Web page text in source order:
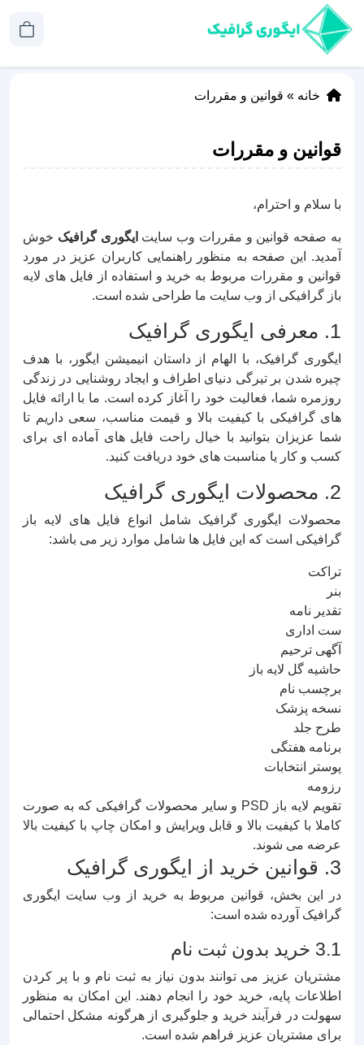
خانه » قوانین و مقررات
قوانین و مقررات
با سلام و احترام،
به صفحه قوانین و مقررات وب سایت ایگوری گرافیک خوش
آمدید. این صفحه به منظور راهنمایی کاربران عزیز در مورد
قوانین و مقررات مربوط به خرید و استفاده از فایل های لایه
باز گرافیکی از وب سایت ما طراحی شده است.
1. معرفی ایگوری گرافیک
ایگوری گرافیک، با الهام از داستان انیمیشن ایگور، با هدف
چیره شدن بر تیرگی دنیای اطراف و ایجاد روشنایی در زندگی
روزمره شما، فعالیت خود را آغاز کرده است. ما با ارائه فایل
های گرافیکی با کیفیت بالا و قیمت مناسب، سعی داریم تا
شما عزیزان بتوانید با خیال راحت فایل های آماده ای برای
کسب و کار یا مناسبت های خود دریافت کنید.
2. محصولات ایگوری گرافیک
محصولات ایگوری گرافیک شامل انواع فایل های لایه باز
گرافیکی است که این فایل ها شامل موارد زیر می باشد:
تراکت
بنر
تقدیر نامه
ست اداری
آگهی ترحیم
حاشیه گل لایه باز
برچسب نام
نسخه پزشک
طرح جلد
برنامه هفتگی
پوستر انتخابات
رزومه
تقویم لایه باز PSD و سایر محصولات گرافیکی که به صورت
کاملا با کیفیت بالا و قابل ویرایش و امکان چاپ با کیفیت بالا
عرضه می شوند.
3. قوانین خرید از ایگوری گرافیک
در این بخش، قوانین مربوط به خرید از وب سایت ایگوری
گرافیک آورده شده است:
3.1 خرید بدون ثبت نام
مشتریان عزیز می توانند بدون نیاز به ثبت نام و با پر کردن
اطلاعات پایه، خرید خود را انجام دهند. این امکان به منظور
سهولت در فرآیند خرید و جلوگیری از هرگونه مشکل احتمالی
برای مشتریان عزیز فراهم شده است.